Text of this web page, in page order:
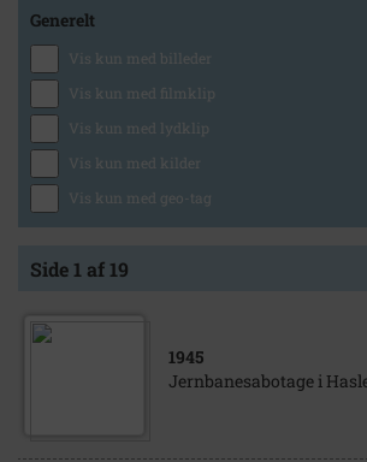
Generelt
Vis kun med billeder
Vis kun med filmklip
Vis kun med lydklip
Vis kun med kilder
Vis kun med geo-tag
Side 1 af 19
1945
Jernbanesabotage i